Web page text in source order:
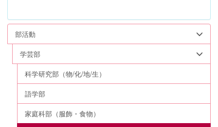
部活動
学芸部
科学研究部（物/化/地/生）
語学部
家庭科部（服飾・食物）